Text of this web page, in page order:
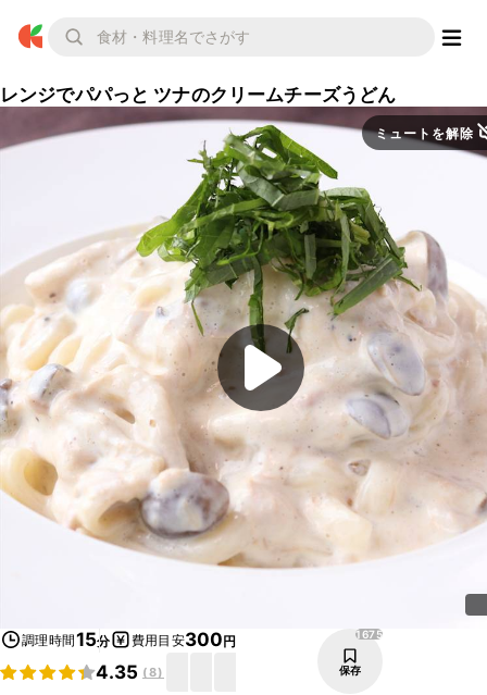
レンジでパパっと ツナのクリームチーズうどん
ミュートを解除
調理時間15分 費用目安300円
4.35 (8)
1675
保存